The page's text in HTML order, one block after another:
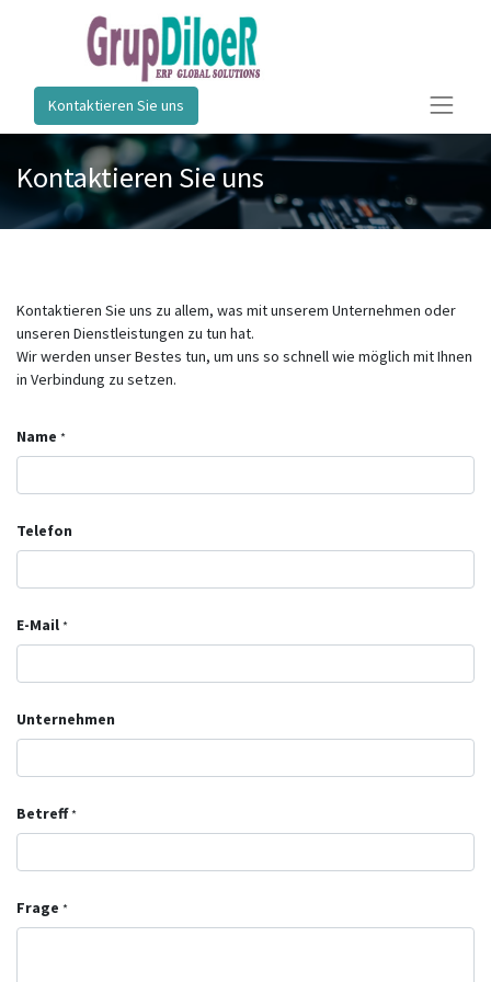
Kontaktieren Sie uns
Kontaktieren Sie uns
Kontaktieren Sie uns zu allem, was mit unserem Unternehmen oder
unseren Dienstleistungen zu tun hat.
Wir werden unser Bestes tun, um uns so schnell wie möglich mit Ihnen
in Verbindung zu setzen.
Name *
Telefon
E-Mail *
Unternehmen
Betreff *
Frage *